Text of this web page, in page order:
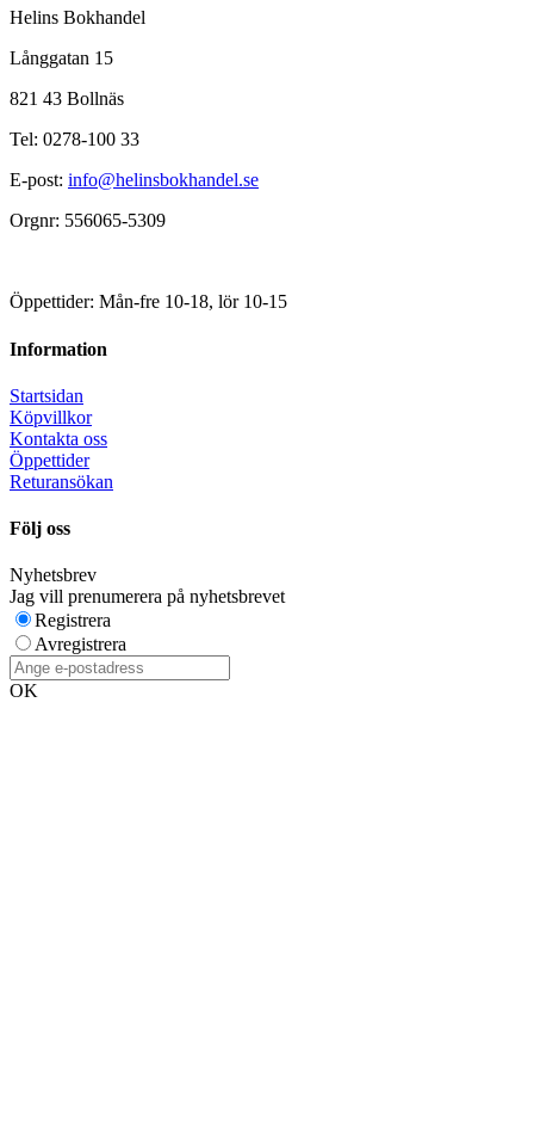
Helins Bokhandel
Långgatan 15
821 43 Bollnäs
Tel: 0278-100 33
E-post: info@helinsbokhandel.se
Orgnr: 556065-5309
Öppettider: Mån-fre 10-18, lör 10-15
Information
Startsidan
Köpvillkor
Kontakta oss
Öppettider
Returansökan
Följ oss
Nyhetsbrev
Jag vill prenumerera på nyhetsbrevet
Registrera
Avregistrera
OK